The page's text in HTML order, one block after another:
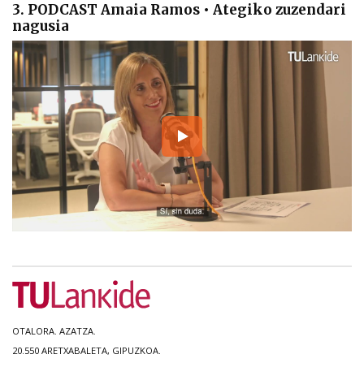
3. PODCAST Amaia Ramos • Ategiko zuzendari
nagusia
OTALORA. AZATZA.
20.550 ARETXABALETA, GIPUZKOA.